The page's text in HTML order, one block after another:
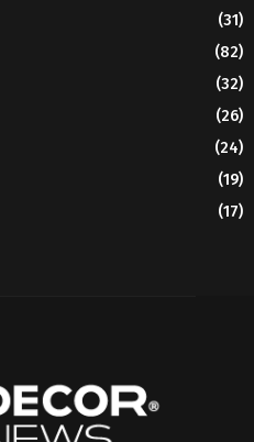
(31)
(82)
(32)
(26)
(24)
(19)
(17)